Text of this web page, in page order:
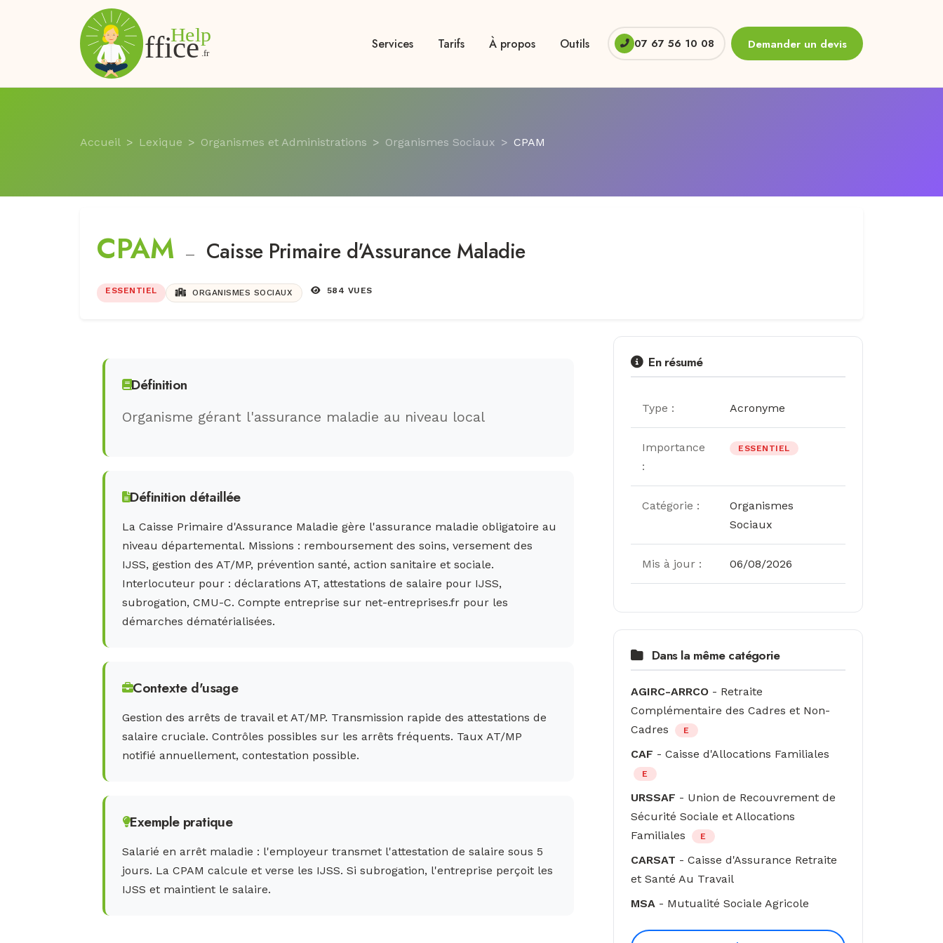
Services Tarifs À propos Outils 07 67 56 10 08 Demander un devis
Accueil Lexique Organismes et Administrations Organismes Sociaux CPAM
CPAM — Caisse Primaire d'Assurance Maladie
ESSENTIEL ORGANISMES SOCIAUX 584 VUES
Définition
Organisme gérant l'assurance maladie au niveau local
Définition détaillée
La Caisse Primaire d'Assurance Maladie gère l'assurance maladie obligatoire au
niveau départemental. Missions : remboursement des soins, versement des
IJSS, gestion des AT/MP, prévention santé, action sanitaire et sociale.
Interlocuteur pour : déclarations AT, attestations de salaire pour IJSS,
subrogation, CMU-C. Compte entreprise sur net-entreprises.fr pour les
démarches dématérialisées.
Contexte d'usage
Gestion des arrêts de travail et AT/MP. Transmission rapide des attestations de
salaire cruciale. Contrôles possibles sur les arrêts fréquents. Taux AT/MP
notifié annuellement, contestation possible.
Exemple pratique
Salarié en arrêt maladie : l'employeur transmet l'attestation de salaire sous 5
jours. La CPAM calcule et verse les IJSS. Si subrogation, l'entreprise perçoit les
IJSS et maintient le salaire.
En résumé
Type : Acronyme
Importance
:
ESSENTIEL
Catégorie :
Organismes
Sociaux
Mis à jour : 06/08/2026
Dans la même catégorie
AGIRC-ARRCO - Retraite
Complémentaire des Cadres et Non-
Cadres
E
CAF - Caisse d'Allocations Familiales
E
URSSAF - Union de Recouvrement de
Sécurité Sociale et Allocations
Familiales
E
CARSAT - Caisse d'Assurance Retraite
et Santé Au Travail
MSA - Mutualité Sociale Agricole